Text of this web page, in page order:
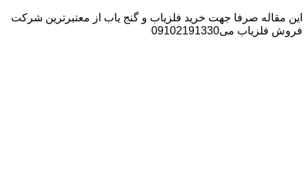
این مقاله صرفا جهت خرید فلزیاب و گنج یاب از معتبرترین شرکت
فروش فلزیاب می09102191330